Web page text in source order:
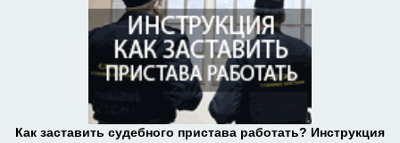
Как заставить судебного пристава работать? Инструкция